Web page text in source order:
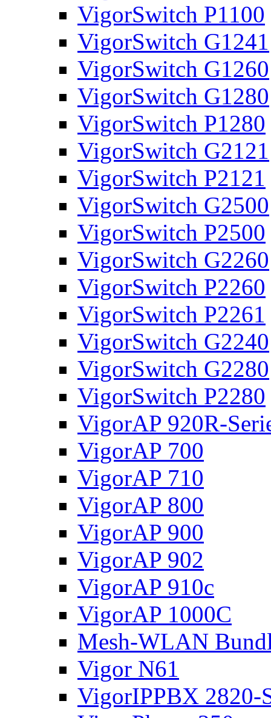
VigorSwitch P1100
VigorSwitch G1241
VigorSwitch G1260
VigorSwitch G1280
VigorSwitch P1280
VigorSwitch G2121
VigorSwitch P2121
VigorSwitch G2500
VigorSwitch P2500
VigorSwitch G2260
VigorSwitch P2260
VigorSwitch P2261
VigorSwitch G2240
VigorSwitch G2280
VigorSwitch P2280
VigorAP 920R-
VigorAP 700
VigorAP 710
VigorAP 800
VigorAP 900
VigorAP 902
VigorAP 910c
VigorAP 1000C
Mesh-WLAN
Vigor N61
VigorIPPBX 2820-